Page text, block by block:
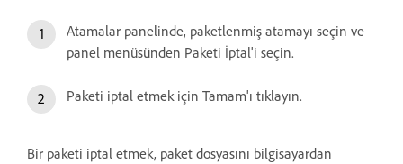
Atamalar panelinde, paketlenmiş atamayı seçin ve
panel menüsünden Paketi İptal'i seçin.
Paketi iptal etmek için Tamam'ı tıklayın.
Bir paketi iptal etmek, paket dosyasını bilgisayardan